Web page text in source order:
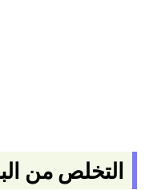
التخلص من